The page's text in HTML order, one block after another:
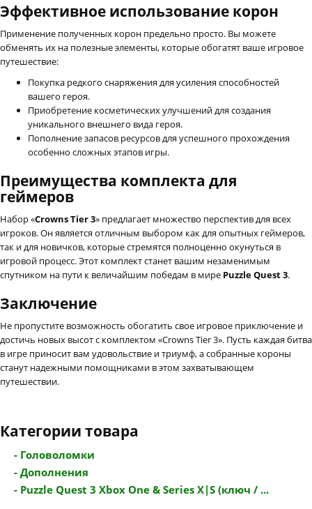
Эффективное использование корон
Применение полученных корон предельно просто. Вы можете
обменять их на полезные элементы, которые обогатят ваше игровое
путешествие:
Покупка редкого снаряжения для усиления способностей
вашего героя.
Приобретение косметических улучшений для создания
уникального внешнего вида героя.
Пополнение запасов ресурсов для успешного прохождения
особенно сложных этапов игры.
Преимущества комплекта для
геймеров
Набор «Crowns Tier 3» предлагает множество перспектив для всех
игроков. Он является отличным выбором как для опытных геймеров,
так и для новичков, которые стремятся полноценно окунуться в
игровой процесс. Этот комплект станет вашим незаменимым
спутником на пути к величайшим победам в мире Puzzle Quest 3.
Заключение
Не пропустите возможность обогатить свое игровое приключение и
достичь новых высот с комплектом «Crowns Tier 3». Пусть каждая битва
в игре приносит вам удовольствие и триумф, а собранные короны
станут надежными помощниками в этом захватывающем
путешествии.
Категории товара
- Головоломки
- Дополнения
- Puzzle Quest 3 Xbox One & Series X|S (ключ / ...